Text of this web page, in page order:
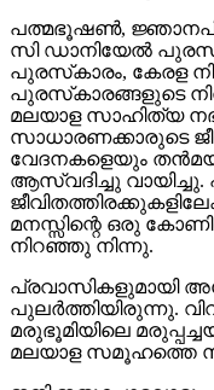
പത്മഭൂഷണ്‍,
സി ഡാനിയേല്‍
പുരസ്‌കാരം, കേരള
പുരസ്‌കാരങ്ങളുടെ
മലയാള സാഹിത്യ
സാധാരണക്കാരുടെ
വേദനകളെയും
ആസ്വദിച്ചു
മനസ്സിന്റെ ഒരു
നിറഞ്ഞു നിന്നു.
പ്രവാസികളുമായി
പുലര്‍ത്തിയിരുന്നു.
മരുഭൂമിയിലെ
മലയാള സമൂഹത്തെ